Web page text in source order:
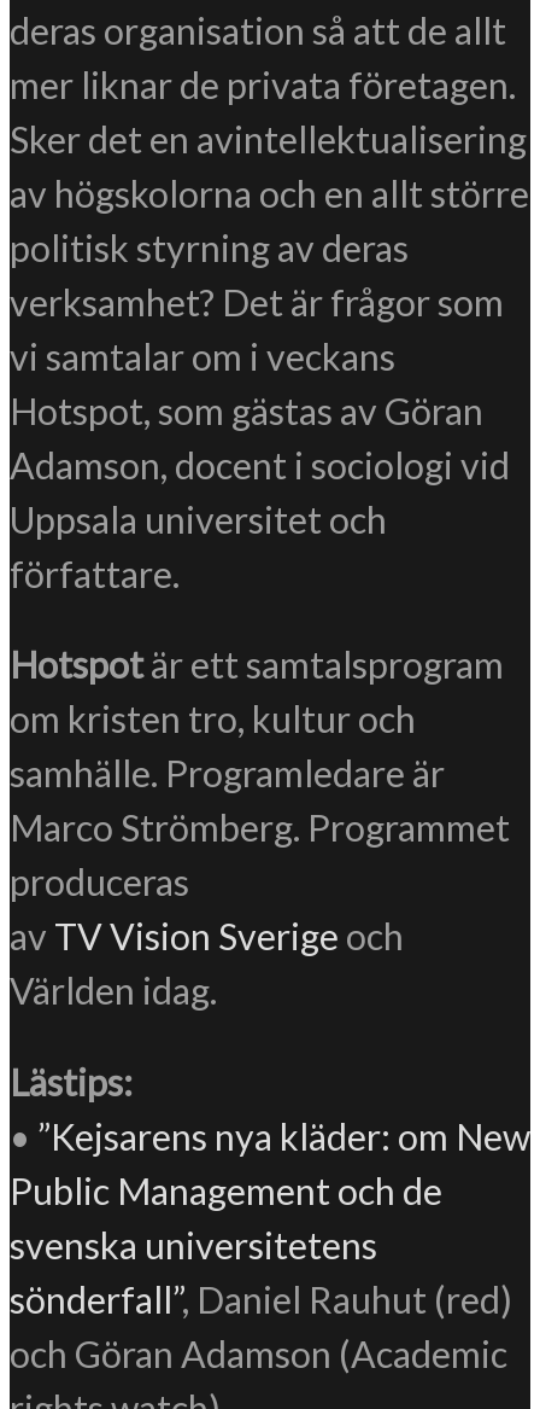
deras organisation så att de allt
mer liknar de privata företagen.
Sker det en avintellektualisering
av högskolorna och en allt större
politisk styrning av deras
verksamhet? Det är frågor som
vi samtalar om i veckans
Hotspot, som gästas av Göran
Adamson, docent i sociologi vid
Uppsala universitet och
författare.
Hotspotär ett samtalsprogram
om kristen tro, kultur och
samhälle. Programledare är
Marco Strömberg. Programmet
produceras
av TV Vision Sverige och
Världen idag.
Lästips:
• ”Kejsarens nya kläder: om New
Public Management och de
svenska universitetens
sönderfall”, Daniel Rauhut (red)
och Göran Adamson (Academic